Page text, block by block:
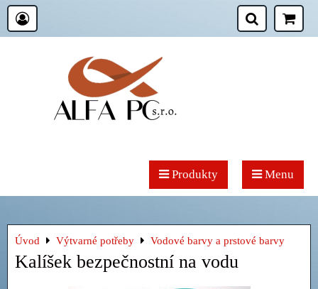
Produkty Menu
Úvod Výtvarné potřeby Vodové barvy a prstové barvy
Kalíšek bezpečnostní na vodu